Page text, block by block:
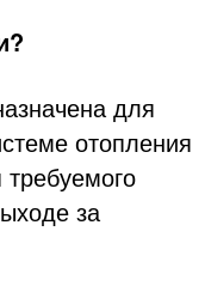
для
отопления
за